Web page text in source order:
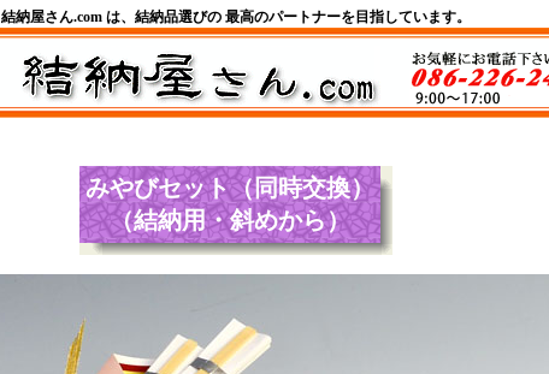
結納屋さん.com は、結納品選びの 最高のパートナーを目指しています。
みやびセット（同時交換）
（結納用・斜めから）